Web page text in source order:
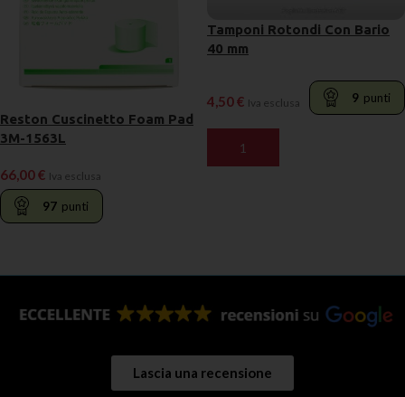
Reston Cuscinetto Foam Pad
3M-1563L
66,00€ Iva esclusa
97 punti
Tamponi Rotondi Con Bario
40 mm
4,50€ Iva esclusa 9 punti
AGGIUNGI AL CARRELLO
Lascia una recensione